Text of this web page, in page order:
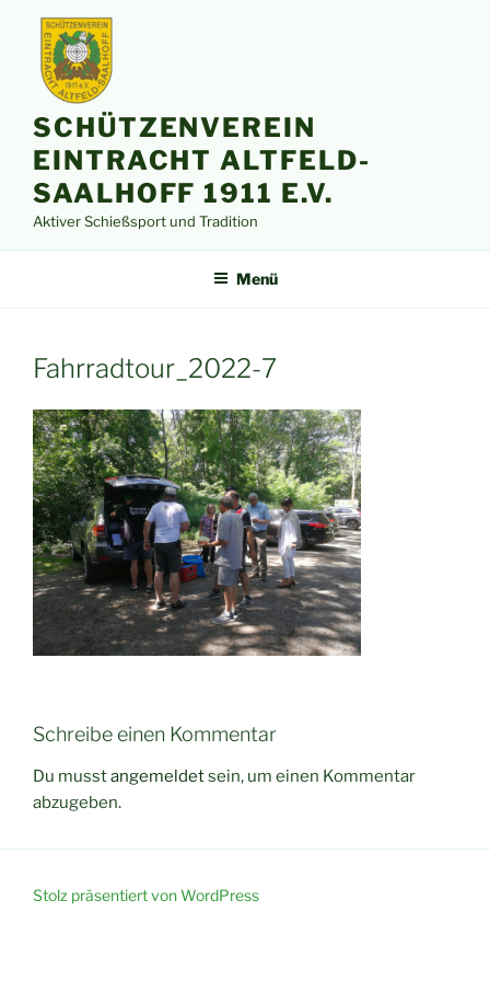
springen
SCHÜTZENVEREIN
EINTRACHT ALTFELD-
SAALHOFF 1911 E.V.
Aktiver Schießsport und Tradition
Menü
Fahrradtour_2022-7
Schreibe einen Kommentar
Du musstangemeldetsein, um einen Kommentar
abzugeben.
Stolz präsentiert von WordPress